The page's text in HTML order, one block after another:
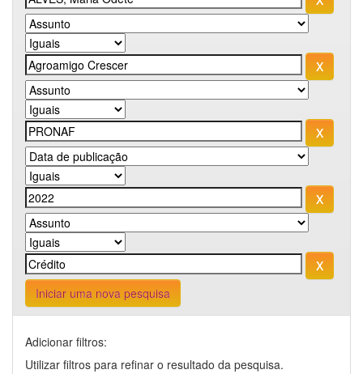
Iniciar uma nova pesquisa
Adicionar filtros:
Utilizar filtros para refinar o resultado da pesquisa.